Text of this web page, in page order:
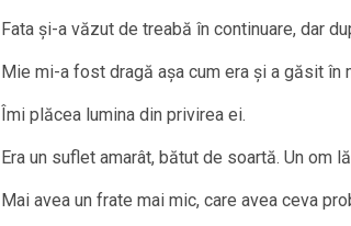
Fata și-a văzut de treabă în continuare, dar
Mie mi-a fost dragă așa cum era și a găsit în
Îmi plăcea lumina din privirea ei.
Era un suflet amarât, bătut de soartă. Un om
Mai avea un frate mai mic, care avea ceva